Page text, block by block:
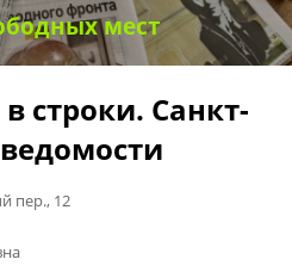
мест
строки. Санкт-
пер., 12